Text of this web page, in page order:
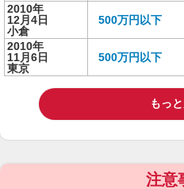
2010年
12月4日
小倉
500万円以下
2010年
11月6日
東京
500万円以下
もっ
注意